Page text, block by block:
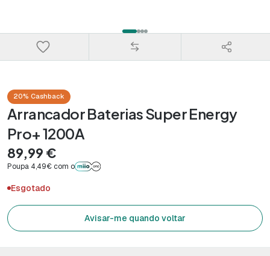
20% Cashback
Arrancador Baterias Super Energy
Pro+ 1200A
89,99 €
Poupa 4,49€ com o
Esgotado
Avisar-me quando voltar